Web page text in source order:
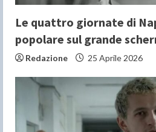
Le quattro giornate di
popolare sul grande
Redazione 25 Aprile 2026